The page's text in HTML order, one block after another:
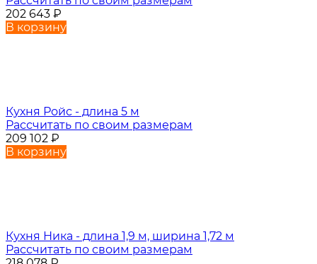
202 643 ₽
В корзину
Кухня Ройс - длина 5 м
Рассчитать по своим размерам
209 102 ₽
В корзину
Кухня Ника - длина 1,9 м, ширина 1,72 м
Рассчитать по своим размерам